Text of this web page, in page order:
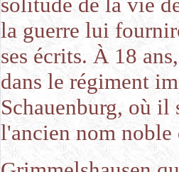
la guerre lui
ses écrits. À 18
dans le régiment
Schauenburg, où
l'ancien nom noble